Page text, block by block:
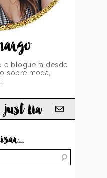
e blogueira desde
sobre moda,
Lia